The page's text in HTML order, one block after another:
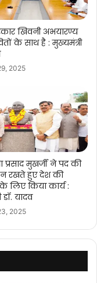
खिवनी अभयारण्य
के साथ है : मुख्यमंत्री
2025
प्रसाद मुखर्जी ने पद की
रखते हुए देश की
लिए किया कार्य :
डॉ. यादव
2025